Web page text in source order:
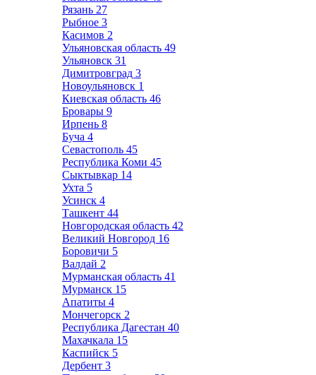
Рязань 27
Рыбное 3
Касимов 2
Ульяновская область 49
Ульяновск 31
Димитровград 3
Новоульяновск 1
Киевская область 46
Бровары 9
Ирпень 8
Буча 4
Севастополь 45
Республика Коми 45
Сыктывкар 14
Ухта 5
Усинск 4
Ташкент 44
Новгородская область 42
Великий Новгород 16
Боровичи 5
Валдай 2
Мурманская область 41
Мурманск 15
Апатиты 4
Мончегорск 2
Республика Дагестан 40
Махачкала 15
Каспийск 5
Дербент 3